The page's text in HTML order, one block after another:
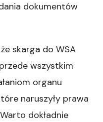
dokumentów
skarga do WSA
wszystkim
organu
naruszyły prawa
dokładnie